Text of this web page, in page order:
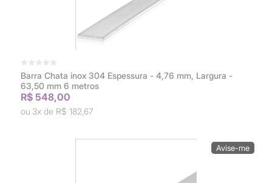
Barra Chata inox 304 Espessura - 4,76 mm, Largura -
63,50 mm 6 metros
R$ 548,00
3x de R$ 182,67